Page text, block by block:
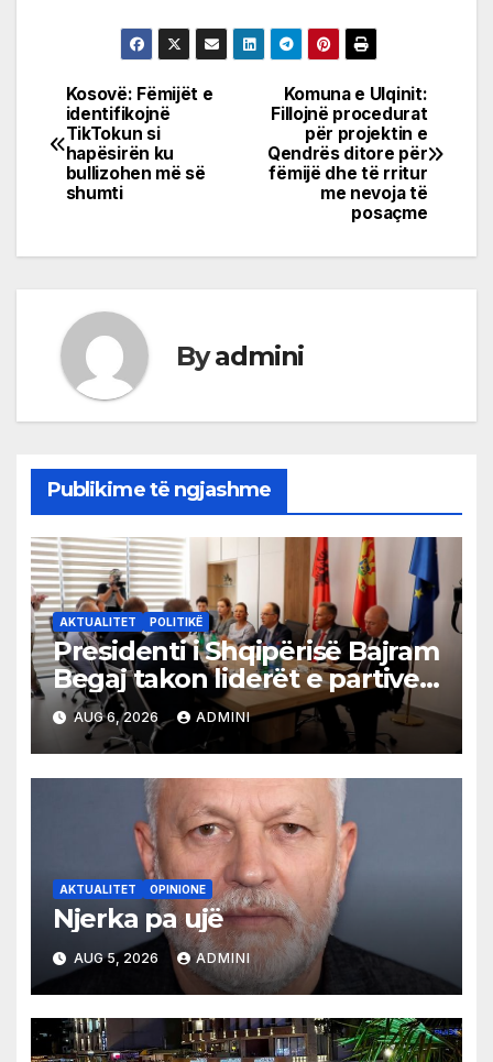
Post
navigation
Komuna e Ulqinit:
Fillojnë procedurat
për projektin e
Qendrës ditore për
fëmijë dhe të rritur
me nevoja të
posaçme
Kosovë: Fëmijët e
identifikojnë
TikTokun si
hapësirën ku
bullizohen më së
shumti
Byadmini
Publikime të ngjashme
AKTUALITET POLITIKË
Presidenti i Shqipërisë Bajram
Begaj takon liderët e partive
shqiptare në Ulqin
AUG 6, 2026 ADMINI
AKTUALITET OPINIONE
Njerka pa ujë
AUG 5, 2026 ADMINI